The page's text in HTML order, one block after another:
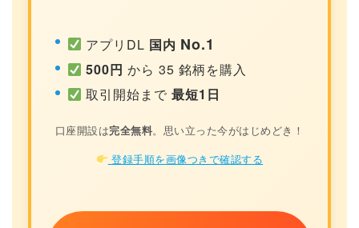
アプリDL 国内 No.1
500円 から 35 銘柄を購入
取引開始まで最短1日
口座開設は完全無料。思い立った今がはじめどき！
登録手順を画像つきで確認する